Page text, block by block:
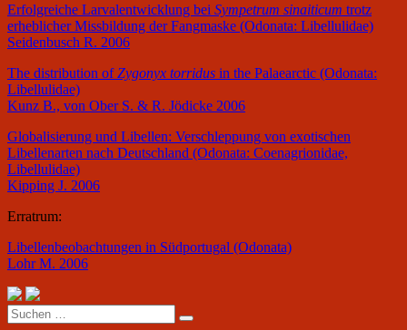
Erfolgreiche Larvalentwicklung bei Sympetrum sinaiticum trotz
erheblicher Missbildung der Fangmaske (Odonata: Libellulidae)
Seidenbusch R. 2006
The distribution ofZygonyx torridus in the Palaearctic (Odonata:
Libellulidae)
Kunz B., von Ober S. & R. Jödicke 2006
Globalisierung und Libellen: Verschleppung von exotischen
Libellenarten nach Deutschland (Odonata: Coenagrionidae,
Libellulidae)
Kipping J. 2006
Erratrum:
Libellenbeobachtungen in Südportugal (Odonata)
Lohr M. 2006
Suchen